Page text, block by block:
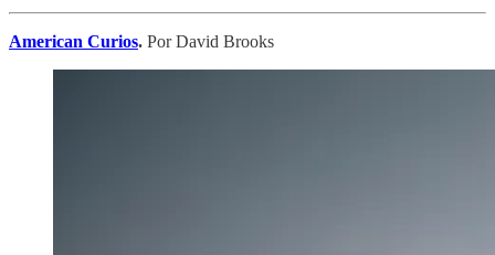
American Curios. Por David Brooks